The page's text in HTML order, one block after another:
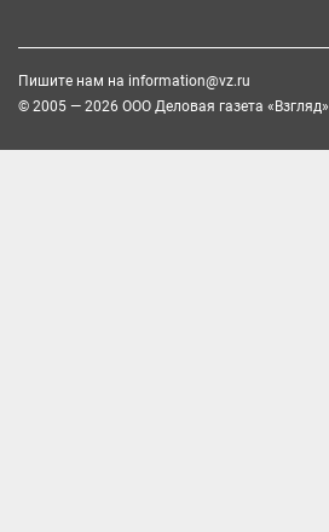
Пишите нам на information@vz.ru
© 2005 — 2026 ООО Деловая газета «Взгляд»